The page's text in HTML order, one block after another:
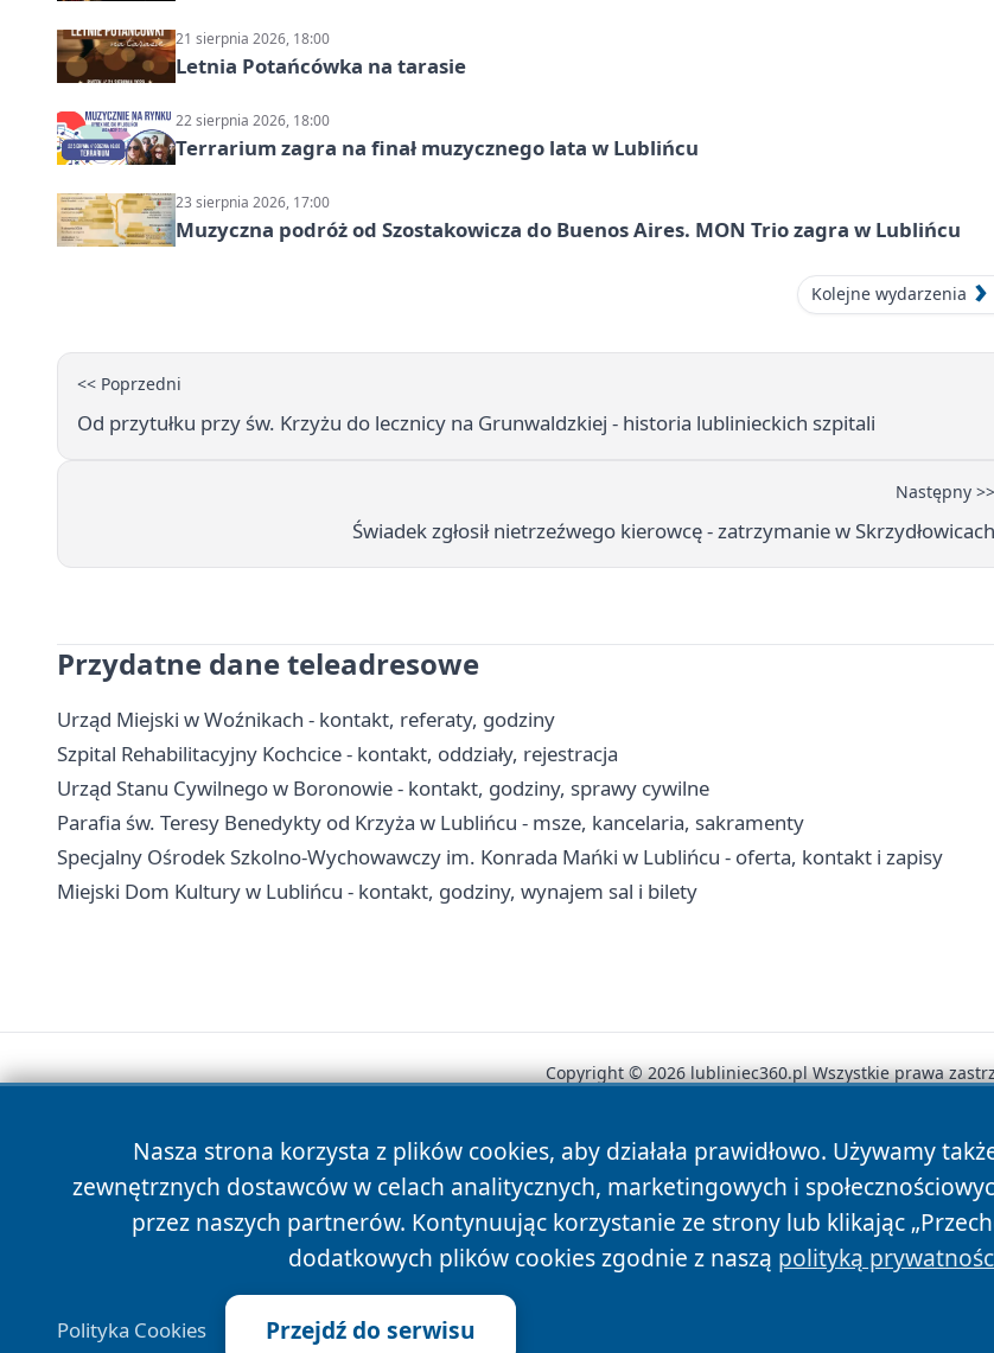
21 sierpnia 2026, 18:00
Letnia Potańcówka na tarasie
22 sierpnia 2026, 18:00
Terrarium zagra na finał muzycznego lata w Lublińcu
23 sierpnia 2026, 17:00
Muzyczna podróż od Szostakowicza do Buenos Aires. MON Trio zagra w Lublińcu
Kolejne wydarzenia
<< Poprzedni
Od przytułku przy św. Krzyżu do lecznicy na Grunwaldzkiej - historia lublinieckich szpitali
Następny >>
Świadek zgłosił nietrzeźwego kierowcę - zatrzymanie w Skrzydłowicach
Przydatne dane teleadresowe
Urząd Miejski w Woźnikach - kontakt, referaty, godziny
Szpital Rehabilitacyjny Kochcice - kontakt, oddziały, rejestracja
Urząd Stanu Cywilnego w Boronowie - kontakt, godziny, sprawy cywilne
Parafia św. Teresy Benedykty od Krzyża w Lublińcu - msze, kancelaria, sakramenty
Specjalny Ośrodek Szkolno-Wychowawczy im. Konrada Mańki w Lublińcu - oferta, kontakt i zapisy
Miejski Dom Kultury w Lublińcu - kontakt, godziny, wynajem sal i bilety
Nasza strona korzysta z plików cookies, aby działała prawidłowo. Używamy
zewnętrznych dostawców w celach analitycznych, marketingowych i
przez naszych partnerów. Kontynuując korzystanie ze strony lub klikając
dodatkowych plików cookies zgodnie z naszą polityką
Polityka Cookies Przejdź do serwisu
Copyright © 2026 lubliniec360.pl Wszystkie prawa
News Autorzy Polityka Prywatności Polityka